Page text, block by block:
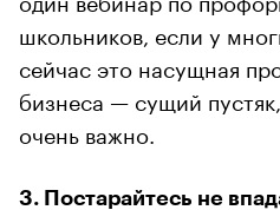
школьников, если у
сейчас это насущная
бизнеса — сущий
очень важно.
3. Постарайтесь не